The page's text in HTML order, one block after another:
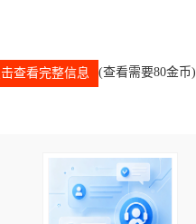
查看完整信息 (查看需要80金币)